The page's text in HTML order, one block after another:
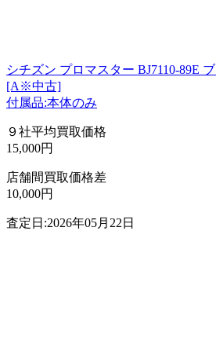
シチズン プロマスター BJ7110-89E
[A※中古]
付属品:本体のみ
９社平均買取価格
15,000円
店舗間買取価格差
10,000円
査定日:2026年05月22日